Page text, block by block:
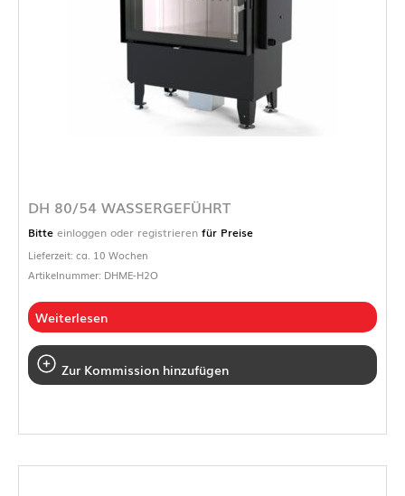
DH 80/54 WASSERGEFÜHRT
Bitte einloggen oder registrieren für Preise
Lieferzeit: ca. 10 Wochen
Artikelnummer: DHME-H2O
Weiterlesen
Zur Kommission hinzufügen